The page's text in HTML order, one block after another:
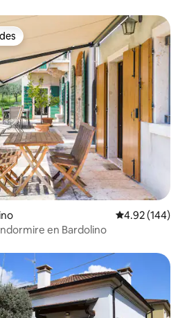
Calificación
4.92 (144)
en Bardolino